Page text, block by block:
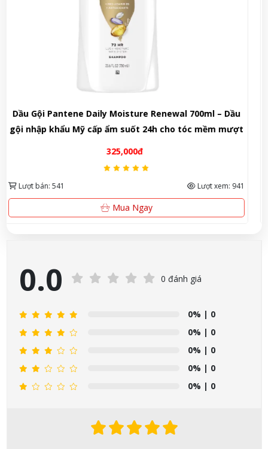
Dầu Xả Tsubaki 450ml - Nhật Bản
245,000đ
Lượt bán: 322 Lượt xem: 628
Xem Ngay
0.0 0 đánh giá
0% | 0
0% | 0
0% | 0
0% | 0
0% | 0